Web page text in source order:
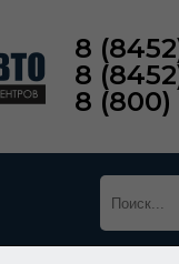
8
8
8 (800)